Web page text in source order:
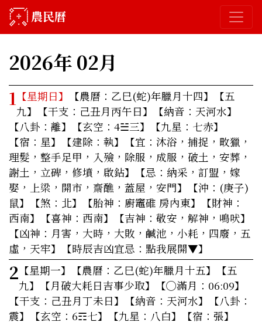
農民曆
2026年 02月
1 【星期日】
【農曆：乙巳(蛇)年臘月十四】【五
九】【干支：己丑月丙午日】【納音：天河水】
【八卦：離】【玄空：4☱三】【九星：七赤】
【宿：星】【建除：執】
【宜：沐浴，捕捉，畋獵，
理髮，整手足甲，入殮，除服，成服，破土，安葬，
謝土，立碑，修墳，啟鉆】
【忌：納采，訂盟，嫁
娶，上梁，開市，齋醮，蓋屋，安門】【沖：(庚子)
鼠】【煞：北】【胎神：廚竈碓 房內東】【財神：
西南】【喜神：西南】【吉神：敬安，解神，鳴吠】
【凶神：月害，大時，大敗，鹹池，小耗，四廢，五
虛，天牢】
【時辰吉凶宜忌：點我展開▼】
2 【星期一】
【農曆：乙巳(蛇)年臘月十五】【五
九】【月破大耗日吉事少取】【◯滿月：06:09】
【干支：己丑月丁未日】【納音：天河水】【八卦：
震】【玄空：6☶七】【九星：八白】【宿：張】